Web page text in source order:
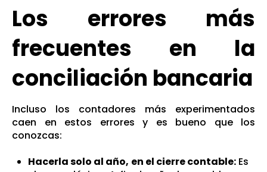
Los errores más
frecuentes en la
conciliación bancaria
Incluso los contadores más experimentados
caen en estos errores y es bueno que los
conozcas:
Hacerla solo al año, en el cierre contable:Es